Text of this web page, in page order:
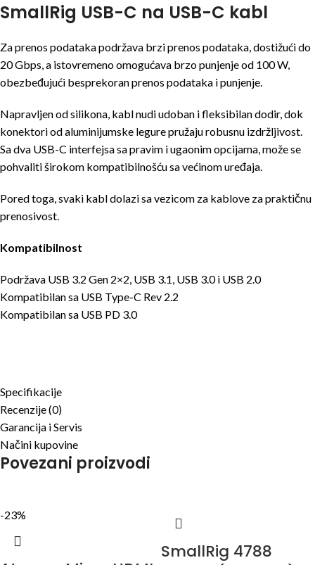
SmallRig USB-C na USB-C kabl
Za prenos podataka podržava brzi prenos podataka, dostižući do
20 Gbps, a istovremeno omogućava brzo punjenje od 100 W,
obezbeđujući besprekoran prenos podataka i punjenje.
Napravljen od silikona, kabl nudi udoban i fleksibilan dodir, dok
konektori od aluminijumske legure pružaju robusnu izdržljivost.
Sa dva USB-C interfejsa sa pravim i ugaonim opcijama, može se
pohvaliti širokom kompatibilnošću sa većinom uređaja.
Pored toga, svaki kabl dolazi sa vezicom za kablove za praktičnu
prenosivost.
Kompatibilnost
Podržava USB 3.2 Gen 2×2, USB 3.1, USB 3.0 i USB 2.0
Kompatibilan sa USB Type-C Rev 2.2
Kompatibilan sa USB PD 3.0
Specifikacije
Recenzije (0)
Garancija i Servis
Načini kupovine
Povezani proizvodi
-23%
SmallRig 4788